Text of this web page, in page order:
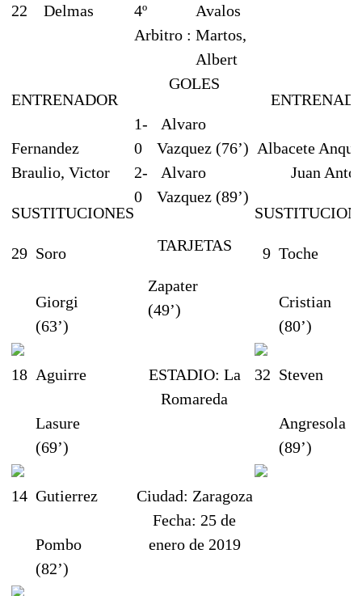
22
Delmas
4º
Arbitro :
Avalos
Martos,
Albert
ENTRENADOR
Fernandez
Braulio, Victor
SUSTITUCIONES
29 Soro
Giorgi
(63’)
18 Aguirre
Lasure
(69’)
14 Gutierrez
Pombo
(82’)
GOLES
1-
0
Alvaro
Vazquez (76’)
2-
0
Alvaro
Vazquez (89’)
TARJETAS
Zapater
(49’)
ESTADIO: La
Romareda
Ciudad: Zaragoza
Fecha: 25 de
enero de 2019
Albacete
Juan
9 Toche
Cristian
(80’)
32 Steven
Angresola
(89’)